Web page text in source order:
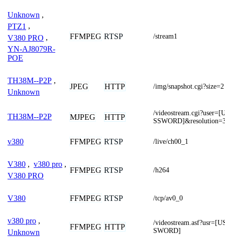
Unknown ,
PTZ1 ,
V380 PRO ,
YN-AJ8079R-
POE
FFMPEG RTSP /stream1
TH38M--P2P ,
Unknown
JPEG HTTP /img/snapshot.cgi?size=2
TH38M--P2P MJPEG HTTP
/
v380 FFMPEG RTSP /live/ch00_1
V380 , v380 pro ,
V380 PRO
FFMPEG RTSP /h264
V380 FFMPEG RTSP /tcp/av0_0
v380 pro ,
Unknown
FFMPEG HTTP
/
SWORD]